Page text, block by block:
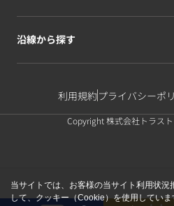
沿線から探す
利用規約プライバシーポ
Copyright 株式会社トラスト
当サイトでは、お客様の当サイト利用状況
して、クッキー（Cookie）を使用していま